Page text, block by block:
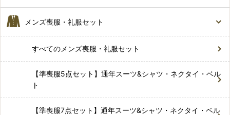
メンズ喪服・礼服セット
すべてのメンズ喪服・礼服セット
【準喪服5点セット】通年スーツ&シャツ・ネクタイ・ベル
ト
【準喪服7点セット】通年スーツ&シャツ・ネクタイ・ベル